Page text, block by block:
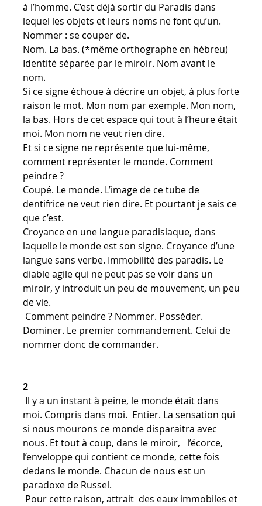
à l’homme. C’est déjà sortir du Paradis dans
lequel les objets et leurs noms ne font qu’un.
Nommer : se couper de.
Nom. La bas. (*même orthographe en hébreu)
Identité séparée par le miroir. Nom avant le
nom.
Si ce signe échoue à décrire un objet, à plus forte
raison le mot. Mon nom par exemple. Mon nom,
la bas. Hors de cet espace qui tout à l’heure était
moi. Mon nom ne veut rien dire.
Et si ce signe ne représente que lui-même,
comment représenter le monde. Comment
peindre ?
Coupé. Le monde. L’image de ce tube de
dentifrice ne veut rien dire. Et pourtant je sais ce
que c’est.
Croyance en une langue paradisiaque, dans
laquelle le monde est son signe. Croyance d’une
langue sans verbe. Immobilité des paradis. Le
diable agile qui ne peut pas se voir dans un
miroir, y introduit un peu de mouvement, un peu
de vie.
Comment peindre ? Nommer. Posséder.
Dominer. Le premier commandement. Celui de
nommer donc de commander.
2
Il y a un instant à peine, le monde était dans
moi. Compris dans moi. Entier. La sensation qui
si nous mourons ce monde disparaitra avec
nous. Et tout à coup, dans le miroir, l’écorce,
l’enveloppe qui contient ce monde, cette fois
dedans le monde. Chacun de nous est un
paradoxe de Russel.
Pour cette raison, attrait des eaux immobiles et